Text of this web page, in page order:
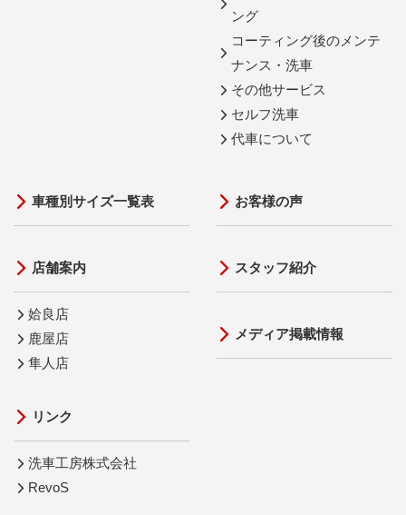
ング
コーティング後のメンテ
ナンス・洗車
その他サービス
セルフ洗車
代車について
車種別サイズ一覧表
店舗案内
姶良店
鹿屋店
隼人店
リンク
洗車工房株式会社
RevoS
お客様の声
スタッフ紹介
メディア掲載情報